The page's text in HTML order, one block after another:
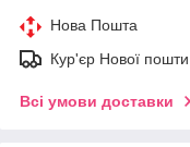
Нова Пошта
Кур'єр Нової пошти
Всі умови доставки